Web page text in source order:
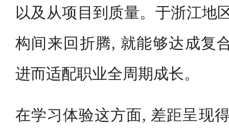
以及从项目到质量。于浙江地
构间来回折腾, 就能够达成复
进而适配职业全周期成长。
在学习体验这方面, 差距呈现